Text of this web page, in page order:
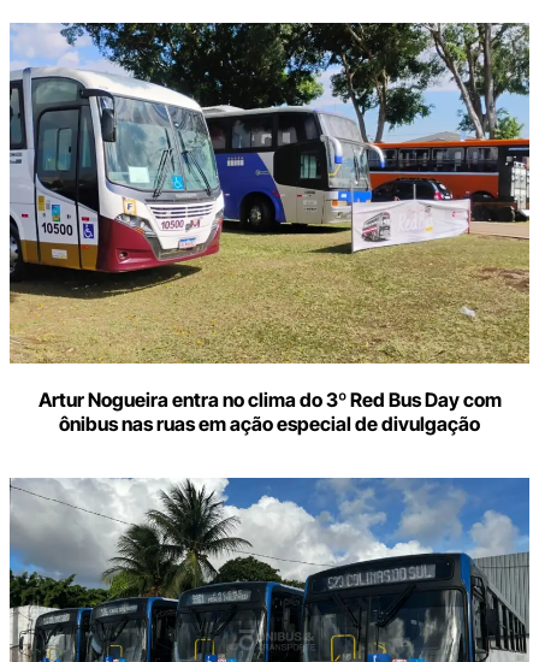
Artur Nogueira entra no clima do 3º Red Bus Day com
ônibus nas ruas em ação especial de divulgação